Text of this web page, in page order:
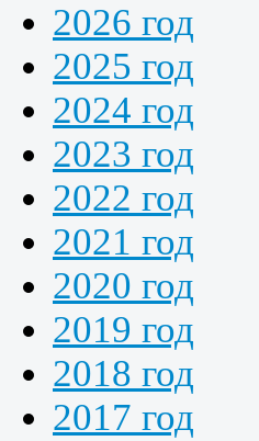
2026 год
2025 год
2024 год
2023 год
2022 год
2021 год
2020 год
2019 год
2018 год
2017 год